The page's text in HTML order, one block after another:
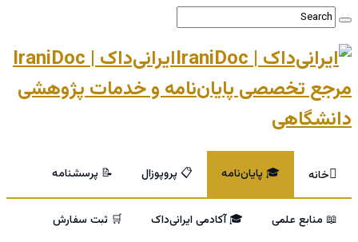
ایرانی‌داک | IraniDoc
مرجع تخصصی پایان‌نامه و خدمات پژوهشی
دانشگاهی
خانه 🎓 پایان‌نامه 📋 پروپوزال 📝 پرسشنامه
📖 منابع علمی 🎓 آکادمی ایرانی‌داک 🛒 ثبت سفارش